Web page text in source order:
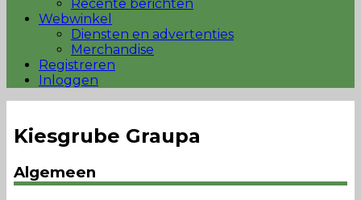
Recente berichten
Webwinkel
Diensten en advertenties
Merchandise
Registreren
Inloggen
Kiesgrube Graupa
Algemeen